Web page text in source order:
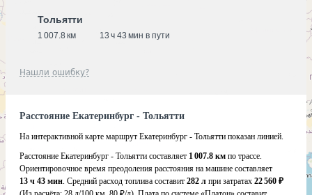
Тольятти
1 007.8 км 13 ч 43 мин в пути
Нашли ошибку?
Расстояние Екатеринбург - Тольятти
На интерактивной карте маршрут Екатеринбург - Тольятти показан линией.
Расстояние Екатеринбург - Тольятти составляет 1 007.8 км по трассе.
Ориентировочное время преодоления расстояния на машине составляет
13 ч 43 мин. Средний расход топлива составит 282 л при затратах 22 560 ₽